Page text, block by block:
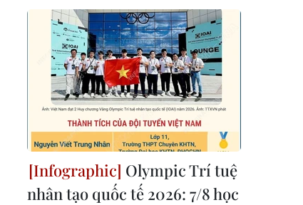
Olympic Trí tuệ
nhân tạo quốc tế 2026: 7/8 học